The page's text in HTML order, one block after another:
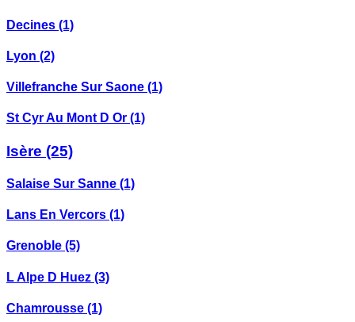
Decines (1)
Lyon (2)
Villefranche Sur Saone (1)
St Cyr Au Mont D Or (1)
Isère (25)
Salaise Sur Sanne (1)
Lans En Vercors (1)
Grenoble (5)
L Alpe D Huez (3)
Chamrousse (1)